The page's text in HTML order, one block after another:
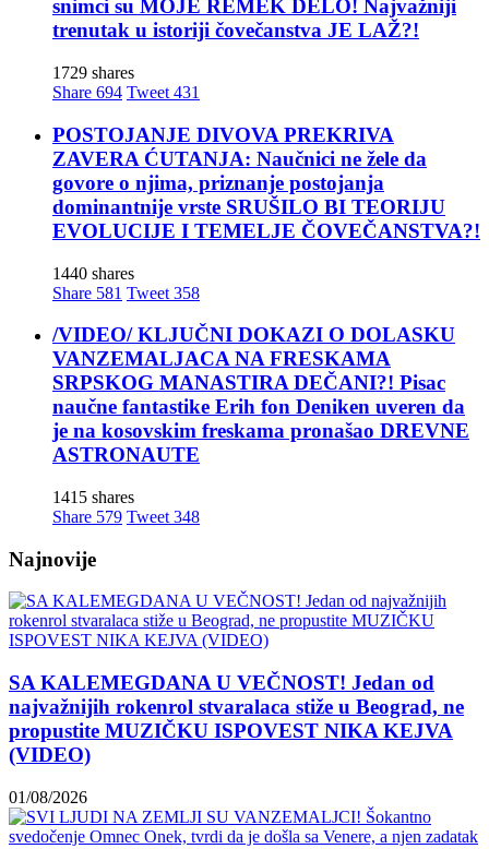
snimci su MOJE REMEK DELO! Najvažniji
trenutak u istoriji čovečanstva JE LAŽ?!
1729 shares
Share 694 Tweet 431
POSTOJANJE DIVOVA PREKRIVA
ZAVERA ĆUTANJA: Naučnici ne žele da
govore o njima, priznanje postojanja
dominantnije vrste SRUŠILO BI TEORIJU
EVOLUCIJE I TEMELJE ČOVEČANSTVA?!
1440 shares
Share 581 Tweet 358
/VIDEO/ KLJUČNI DOKAZI O DOLASKU
VANZEMALJACA NA FRESKAMA
SRPSKOG MANASTIRA DEČANI?! Pisac
naučne fantastike Erih fon Deniken uveren da
je na kosovskim freskama pronašao DREVNE
ASTRONAUTE
1415 shares
Share 579 Tweet 348
Najnovije
SA KALEMEGDANA U VEČNOST! Jedan od
najvažnijih rokenrol stvaralaca stiže u Beograd, ne
propustite MUZIČKU ISPOVEST NIKA KEJVA
(VIDEO)
01/08/2026